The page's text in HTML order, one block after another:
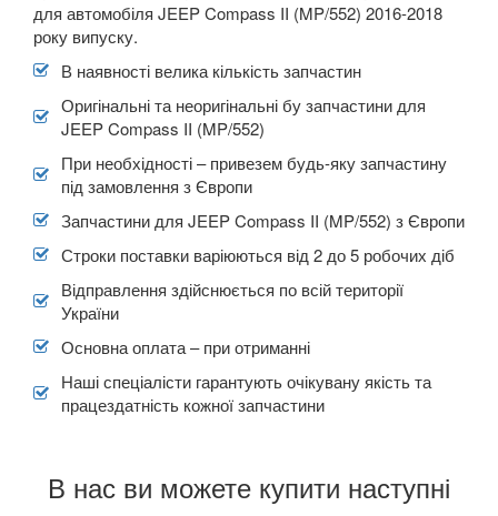
для автомобіля JEEP Compass II (MP/552) 2016-2018
року випуску.
В наявності велика кількість запчастин
Оригінальні та неоригінальні бу запчастини для
JEEP Compass II (MP/552)
При необхідності – привезем будь-яку запчастину
під замовлення з Європи
Запчастини для JEEP Compass II (MP/552) з Європи
Строки поставки варіюються від 2 до 5 робочих діб
Відправлення здійснюється по всій території
України
Основна оплата – при отриманні
Наші спеціалісти гарантують очікувану якість та
працездатність кожної запчастини
В нас ви можете купити наступні